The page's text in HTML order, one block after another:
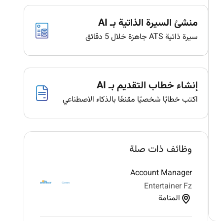
منشئ السيرة الذاتية بـ AI
سيرة ذاتية ATS جاهزة خلال 5 دقائق
إنشاء خطاب التقديم بـ AI
اكتب خطابًا شخصيًا مقنعًا بالذكاء الاصطناعي
وظائف ذات صلة
Account Manager
Entertainer Fz
المنامة